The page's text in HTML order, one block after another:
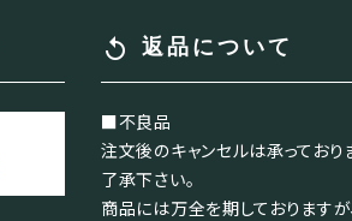
replay 返品について
■不良品
注文後のキャンセルは承っており
了承下さい。
商品には万全を期しておりますが